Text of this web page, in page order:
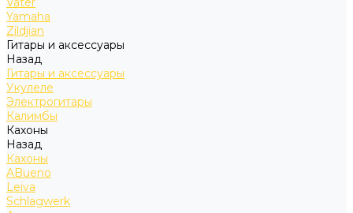
Yamaha
Zildjian
Гитары и аксессуары
Назад
Гитары и аксессуары
Укулеле
Электрогитары
Калимбы
Кахоны
Назад
Кахоны
ABueno
Leiva
Schlagwerk